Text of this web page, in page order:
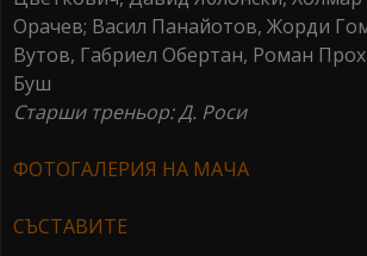
Орачев; Васил Панайотов, Жорди
Вутов, Габриел Обертан, Роман
Буш
Старши треньор: Д. Роси
ФОТОГАЛЕРИЯ НА МАЧА
СЪСТАВИТЕ